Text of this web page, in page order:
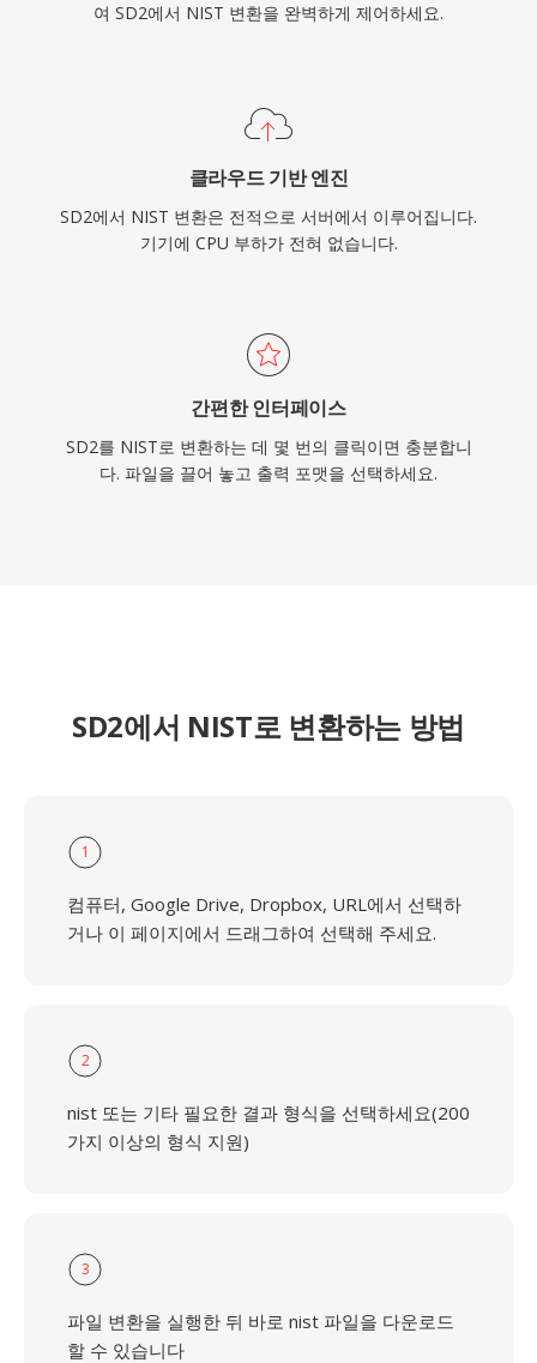
여 SD2에서 NIST 변환을 완벽하게 제어하세요.
클라우드 기반 엔진
SD2에서 NIST 변환은 전적으로 서버에서 이루어집니다.
기기에 CPU 부하가 전혀 없습니다.
간편한 인터페이스
SD2를 NIST로 변환하는 데 몇 번의 클릭이면 충분합니
다. 파일을 끌어 놓고 출력 포맷을 선택하세요.
SD2에서 NIST로 변환하는 방법
1
컴퓨터, Google Drive, Dropbox, URL에서 선택하
거나 이 페이지에서 드래그하여 선택해 주세요.
2
nist 또는 기타 필요한 결과 형식을 선택하세요(200
가지 이상의 형식 지원)
3
파일 변환을 실행한 뒤 바로 nist 파일을 다운로드
할 수 있습니다